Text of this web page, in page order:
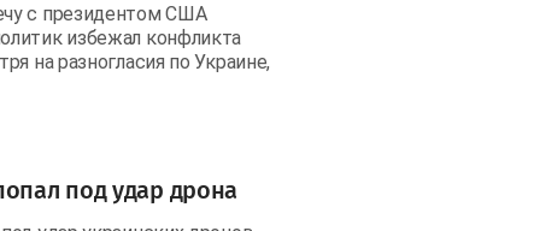
с президентом США
избежал конфликта
на разногласия по Украине,
под удар дрона